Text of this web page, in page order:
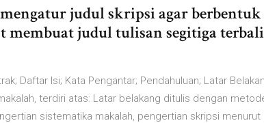
judul skripsi agar
membuat judul tulisan segitiga
Daftar Isi; Kata Pengantar; Pendahuluan; Latar
terdiri atas: Latar belakang ditulis dengan
sistematika makalah, pengertian skripsi